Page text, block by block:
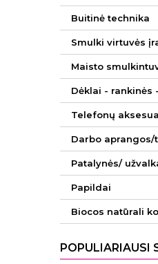
Buitinė technika
Smulki virtuvės
Maisto
Dėklai - rankinės
Telefonų
Darbo aprangos/
Patalynės/
Papildai
Biocos natūrali
POPULIARIAUSI